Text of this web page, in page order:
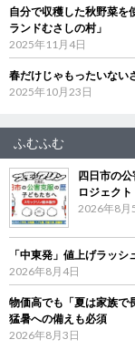
自分で収穫した秋野菜
ランドむさしの村」
2025年11月4日
春だけじゃもったいない
2025年10月23日
ふむふむ
四日市の
ロジェク
2026年8月
「中東発」値上げラッ
2026年8月4日
物価高でも「夏は家族で
猛暑への備えも必須
2026年8月3日